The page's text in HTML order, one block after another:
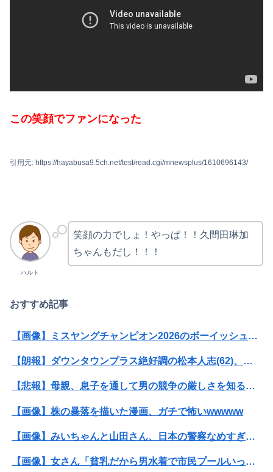
この笑顔でファンになった
引用元: https://hayabusa9.5ch.net/test/read.cgi/mnewsplus/1610696143/
ハルト
笑顔の力でしょ！やっぱ！！久間田琳加
ちゃんもだし！！！
おすすめ記事
【画像】ミスヤングチャンピオン2026のボーイッシュお胸ｗｗｗｗｗｗｗｗｗｗｗｗｗｗｗｗｗｗｗｗ
【朗報】ダウンタウンプラス絶好調の松本人志(62)、見た目がいまだにめっちゃ若々しいｗｗｗｗｗｗｗｗｗｗｗｗｗｗｗｗｗｗｗｗｗ（画像あり）
【悲報】母親、息子を通して男の競争の厳しさを知るｗｗｗｗ
【画像】株の暴落を描いた漫画、ガチで怖いwwwww
【画像】みいちゃんと山田さん、日本の警察なめすぎで炎上ｗｗｗｗwｗｗｗｗｗｗｗｗｗ
【画像】女さん「貧乳だから男水着で市民プールいったら周りがコソコソしだしてやばいwwwwwwww」5万いいね